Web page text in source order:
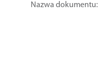
Nazwa dokumentu: